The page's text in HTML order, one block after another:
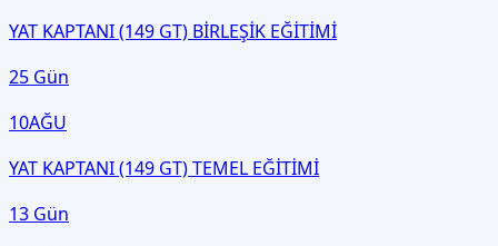
YAT KAPTANI (149 GT) BİRLEŞİK EĞİTİMİ
25 Gün
10AĞU
YAT KAPTANI (149 GT) TEMEL EĞİTİMİ
13 Gün